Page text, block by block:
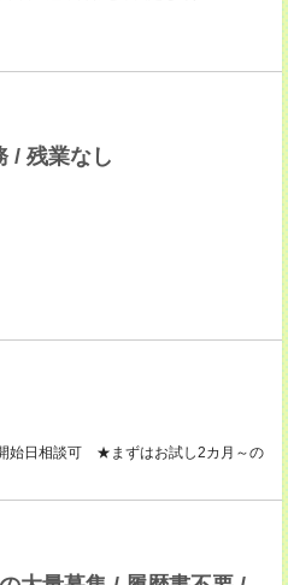
/ 残業なし
開始日相談可 ★まずはお試し2カ月～の